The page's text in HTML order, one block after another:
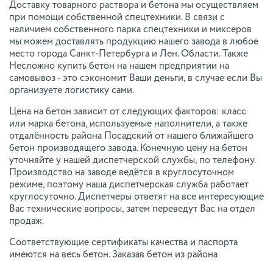
Доставку товарного раствора и бетона мы осуществляем
при помощи собственной спецтехники. В связи с
наличием собственного парка спецтехники и миксеров
мы можем доставлять продукцию нашего завода в любое
место города Санкт-Петербурга и Лен. Области. Также
Несложно купить бетон на нашем предприятии на
самовывоз - это сэкономит Ваши деньги, в случае если Вы
организуете логистику сами.
Цена на бетон зависит от следующих факторов: класс
или марка бетона, используемые наполнители, а также
отдалённость района Посадский от нашего ближайшего
бетон производящего завода. Конечную цену на бетон
уточняйте у нашей диспетчерской службы, по телефону.
Производство на заводе ведётся в круглосуточном
режиме, поэтому наша диспетчерская служба работает
круглосуточно. Диспетчеры ответят на все интересующие
Вас технические вопросы, затем переведут Вас на отдел
продаж.
Соответствующие сертификаты качества и паспорта
имеются на весь бетон. Заказав бетон из района